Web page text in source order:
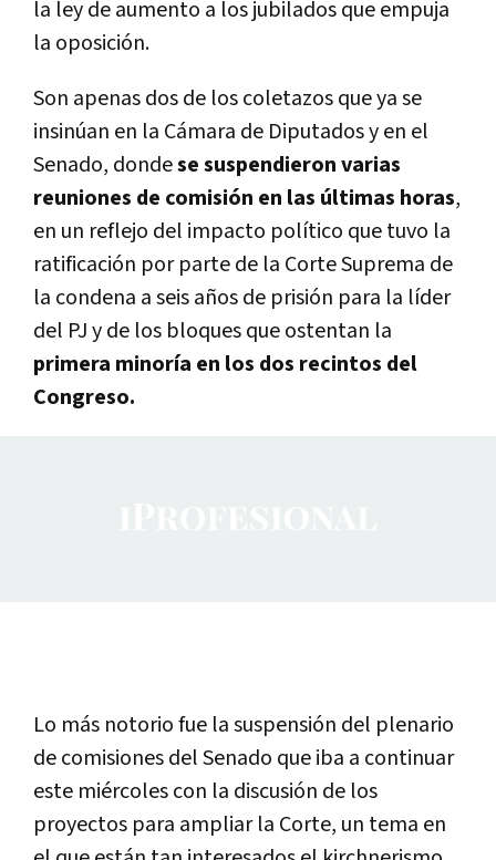
la ley de aumento a los jubilados que empuja
la oposición.
Son apenas dos de los coletazos que ya se
insinúan en la Cámara de Diputados y en el
Senado, dondese suspendieron varias
reuniones de comisión en las últimas horas,
en un reflejo del impacto político que tuvo la
ratificación por parte de la Corte Suprema de
la condena a seis años de prisión para la líder
del PJ y de los bloques que ostentan la
primera minoría en los dos recintos del
Congreso.
Lo más notorio fue la suspensión del plenario
de comisiones del Senado que iba a continuar
este miércoles con la discusión de los
proyectos para ampliar la Corte, un tema en